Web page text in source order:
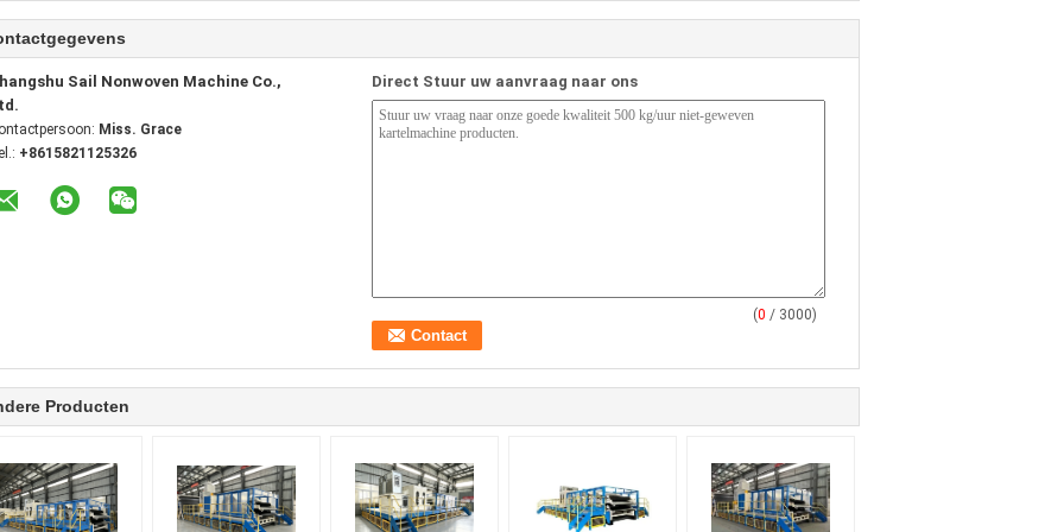
Sail Nonwoven Machine Co.,
Miss. Grace
+8615821125326
Direct Stuur uw aanvraag naar ons
(0 / 3000)
Producten